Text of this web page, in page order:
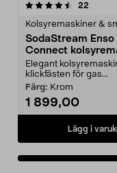
22
Kolsyremaskiner &
SodaStream Enso
Connect
Elegant
klickfästen för gas...
Färg: Krom
1 899,00
Lägg i
4.5av 5 stjärnor